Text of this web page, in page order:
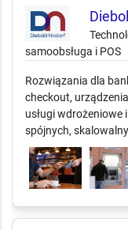
samoobsługa i POS
Rozwiązania dla
checkout,
usługi wdrożeniowe
spójnych,